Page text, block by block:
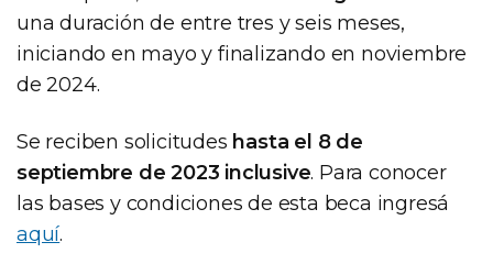
una duración de entre tres y seis meses,
iniciando en mayo y finalizando en noviembre
de 2024.
Se reciben solicitudes hasta el 8 de
septiembre de 2023 inclusive. Para conocer
las bases y condiciones de esta beca ingresá
aquí.